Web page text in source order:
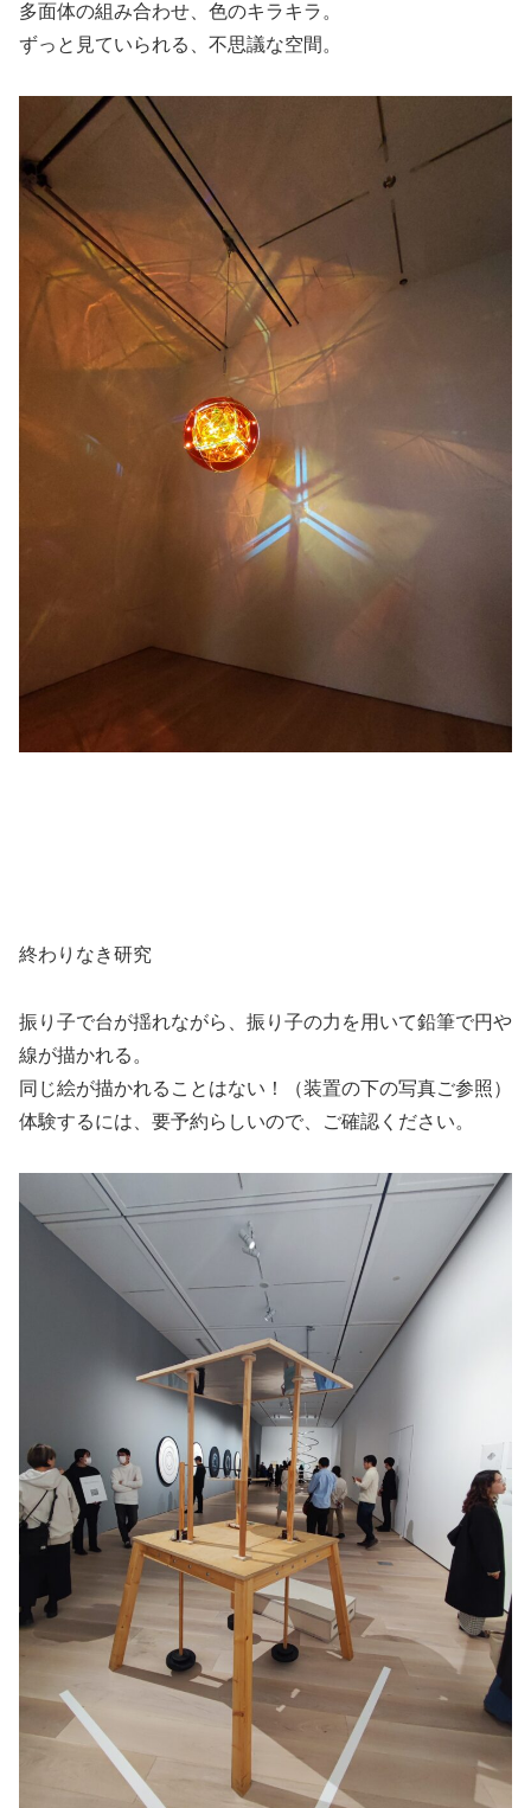
多面体の組み合わせ、色のキラキラ。
ずっと見ていられる、不思議な空間。
終わりなき研究
振り子で台が揺れながら、振り子の力を用いて鉛筆で円や
線が描かれる。
同じ絵が描かれることはない！（装置の下の写真ご参照）
体験するには、要予約らしいので、ご確認ください。